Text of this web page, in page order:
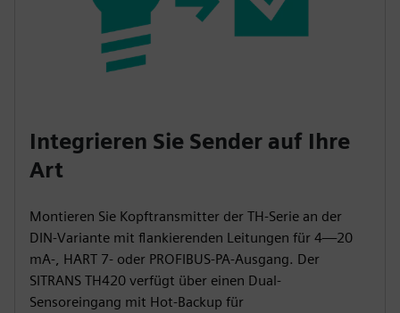
Integrieren Sie Sender auf Ihre
Art
Montieren Sie Kopftransmitter der TH-Serie an der
DIN-Variante mit flankierenden Leitungen für 4—20
mA-, HART 7- oder PROFIBUS-PA-Ausgang. Der
SITRANS TH420 verfügt über einen Dual-
Sensoreingang mit Hot-Backup für